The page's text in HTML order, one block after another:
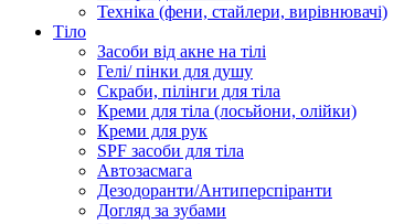
Техніка (фени, стайлери, вирівнювачі)
Тіло
Засоби від акне на тілі
Гелі/ пінки для душу
Скраби, пілінги для тіла
Креми для тіла (лосьйони, олійки)
Креми для рук
SPF засоби для тіла
Автозасмага
Дезодоранти/Антиперспіранти
Догляд за зубами